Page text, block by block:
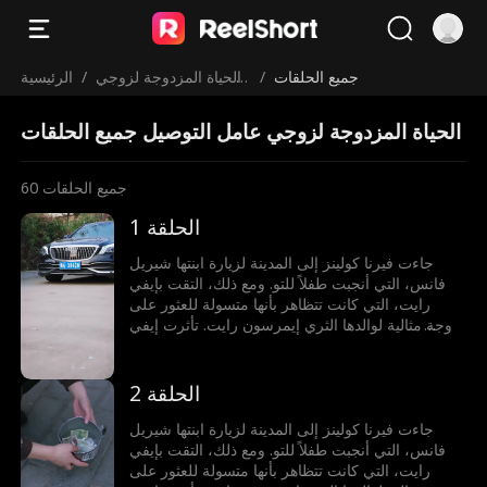
الرئيسية / الحياة المزدوجة لزوجي
/ جميع الحلقات
الحياة المزدوجة لزوجي عامل التوصيل جميع الحلقات
60 جميع الحلقات
الحلقة 1
جاءت فيرنا كولينز إلى المدينة لزيارة ابنتها شيريل
فانس، التي أنجبت طفلاً للتو. ومع ذلك، التقت بإيفي
رايت، التي كانت تتظاهر بأنها متسولة للعثور على
زوجة مثالية لوالدها الثري إيمرسون رايت. تأثرت إيفي
توصيل. لكن لدهشته، لم تهتم فيرنا. أُعجب إيمرسون
بلطف ووداعة فيرنا وتزوجها بسرعة. ومع ذلك،
اكتشفت فيرنا في هذا الوقت أن شيريل كانت تخدعها
باستخدام أعذار لعدم السماح لها برؤية حفيدها. حتى أن
شيريل استأجرت ممثلة لتتظاهر بأنها هي في حفلة
الحلقة 2
جاءت فيرنا كولينز إلى المدينة لزيارة ابنتها شيريل
فانس، التي أنجبت طفلاً للتو. ومع ذلك، التقت بإيفي
رايت، التي كانت تتظاهر بأنها متسولة للعثور على